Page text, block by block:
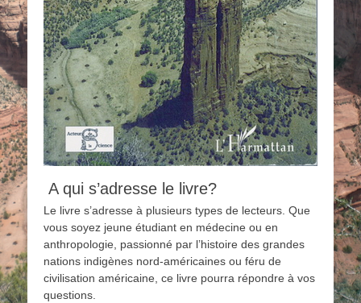
A qui s’adresse le livre?
Le livre s’adresse à plusieurs types de lecteurs. Que
vous soyez jeune étudiant en médecine ou en
anthropologie, passionné par l’histoire des grandes
nations indigènes nord-américaines ou féru de
civilisation américaine, ce livre pourra répondre à vos
questions.